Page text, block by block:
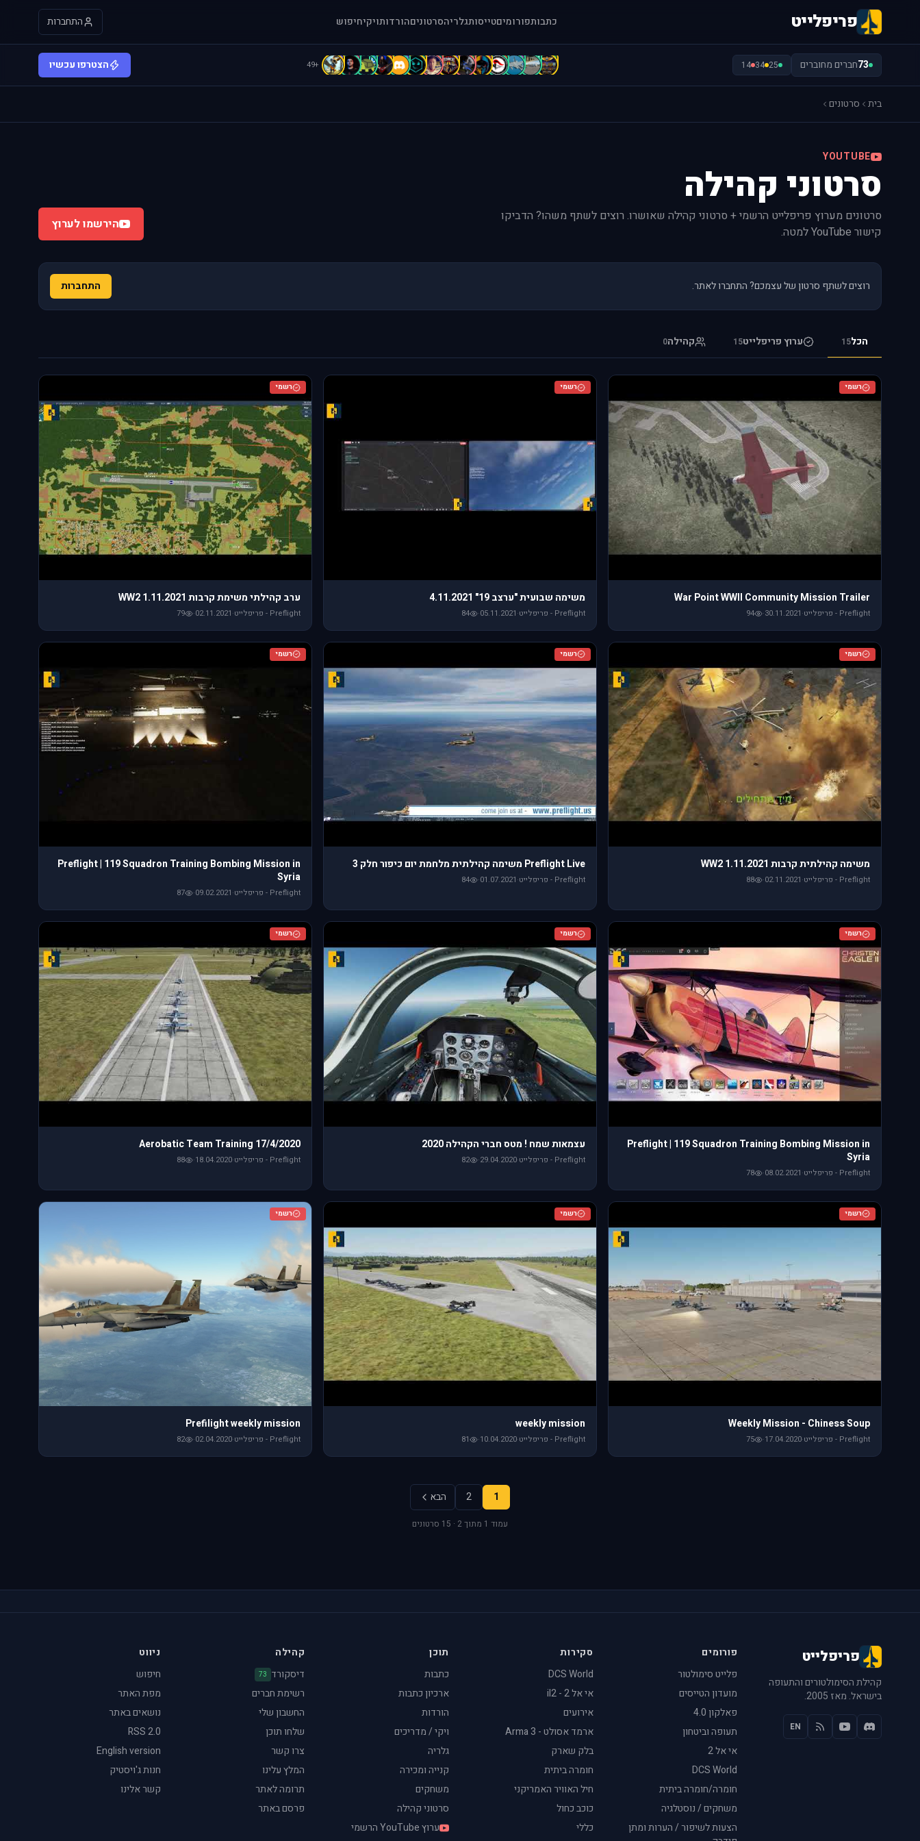
פריפלייט כתבותפורומיםטייסותגלריהסרטוניםהורדותויקיחיפוש התחברות
73חברים מחוברים 25
34
14
=
[
a
A
A
A
b
B
B
B
b
C
C
C
+49 הצטרפו עכשיו
בית סרטונים
YOUTUBE
סרטוני קהילה
סרטונים מערוץ פריפלייט הרשמי + סרטוני קהילה שאושרו. רוצים לשתף משהו? הדביקו
קישור YouTube למטה.
הירשמו לערוץ
רוצים לשתף סרטון של עצמכם? התחברו לאתר. התחברות
הכל15 ערוץ פריפלייט15 קהילה0
רשמי
War Point WWII Community Mission Trailer
Preflight - פריפלייט ·
30.11.2021
·
94
רשמי
משימה שבועית "ערצב 19" 4.11.2021
Preflight - פריפלייט ·
05.11.2021
·
84
רשמי
ערב קהילתי משימת קרבות WW2 1.11.2021
Preflight - פריפלייט ·
02.11.2021
·
79
רשמי
משימה קהילתית קרבות WW2 1.11.2021
Preflight - פריפלייט ·
02.11.2021
·
88
רשמי
Preflight Live משימה קהילתית מלחמת יום כיפור חלק 3
Preflight - פריפלייט ·
01.07.2021
·
84
רשמי
Preflight | 119 Squadron Training Bombing Mission in
Syria
Preflight - פריפלייט ·
09.02.2021
·
87
רשמי
Preflight | 119 Squadron Training Bombing Mission in
Syria
Preflight - פריפלייט ·
08.02.2021
·
78
רשמי
עצמאות שמח ! מטס חברי הקהילה 2020
Preflight - פריפלייט ·
29.04.2020
·
82
רשמי
Aerobatic Team Training 17/4/2020
Preflight - פריפלייט ·
18.04.2020
·
88
רשמי
Weekly Mission - Chiness Soup
Preflight - פריפלייט ·
17.04.2020
·
75
רשמי
weekly mission
Preflight - פריפלייט ·
10.04.2020
·
81
רשמי
Prefilight weekly mission
Preflight - פריפלייט ·
02.04.2020
·
82
1
2 הבא
עמוד 1 מתוך 2 · 15 סרטונים
פריפלייט
קהילת הסימולטורים והתעופה
בישראל. מאז 2005.
EN
פורומים
פלייט סימולטור
מועדון הטייסים
פאלקון 4.0
תעופה וביטחון
אי אל 2
DCS World
חומרה/חומרה ביתית
משחקים / נוסטלגיה
הצעות לשיפור / הערות ומתן
סקירות
DCS World
אי אל 2 - il2
אירועים
ארמד אסולט - Arma 3
בלק שארק
חומרה ביתית
חיל האוויר האמריקני
כוכב כחול
כללי
תוכן
כתבות
ארכיון כתבות
הורדות
ויקי / מדריכים
גלריה
קנייה ומכירה
משחקים
סרטוני קהילה
ערוץ YouTube הרשמי
קהילה
דיסקורד 73
רשימת חברים
החשבון שלי
שלחו תוכן
צרו קשר
המלץ עלינו
תרומה לאתר
פרסם באתר
ניווט
חיפוש
מפת האתר
נושאים באתר
RSS 2.0
English version
חנות ג'ויסטיק
קשר אלינו